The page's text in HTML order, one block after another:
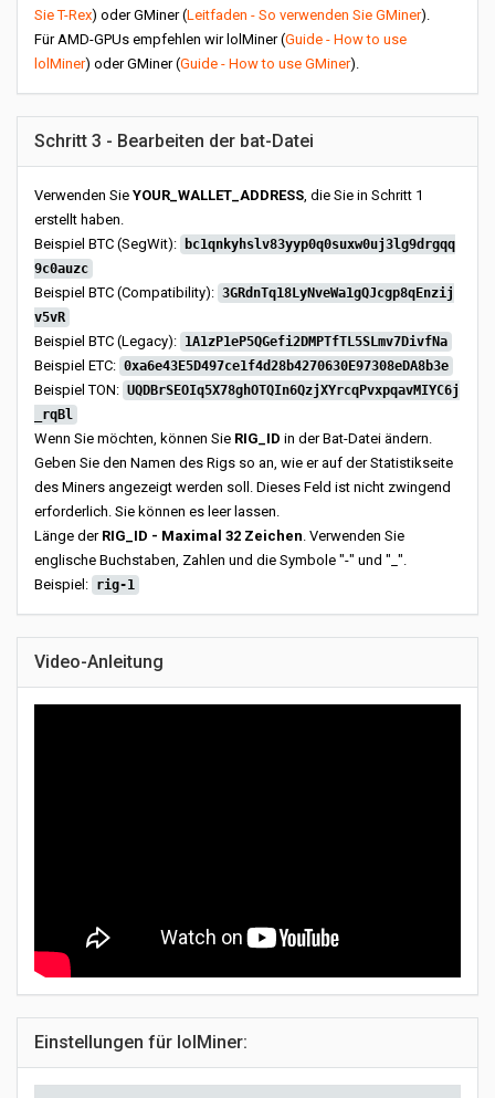
Sie T-Rex) oder GMiner (Leitfaden - So verwenden Sie GMiner).
Für AMD-GPUs empfehlen wir lolMiner (Guide - How to use
lolMiner) oder GMiner (Guide - How to use GMiner).
Schritt 3 - Bearbeiten der bat-Datei
Verwenden Sie YOUR_WALLET_ADDRESS, die Sie in Schritt 1
erstellt haben.
Beispiel BTC (SegWit):
bc1qnkyhslv83yyp0q0suxw0uj3lg9drgqq
9c0auzc
Beispiel BTC (Compatibility): 3GRdnTq18LyNveWa1gQJcgp8qEnzij
v5vR
Beispiel BTC (Legacy): 1A1zP1eP5QGefi2DMPTfTL5SLmv7DivfNa
Beispiel ETC: 0xa6e43E5D497ce1f4d28b4270630E97308eDA8b3e
Beispiel TON: UQDBrSEOIq5X78ghOTQIn6QzjXYrcqPvxpqavMIYC6j
_rqBl
Wenn Sie möchten, können Sie RIG_ID in der Bat-Datei ändern.
Geben Sie den Namen des Rigs so an, wie er auf der Statistikseite
des Miners angezeigt werden soll. Dieses Feld ist nicht zwingend
erforderlich. Sie können es leer lassen.
Länge der RIG_ID - Maximal 32 Zeichen. Verwenden Sie
englische Buchstaben, Zahlen und die Symbole "-" und "_".
Beispiel: rig-1
Video-Anleitung
Einstellungen für lolMiner: